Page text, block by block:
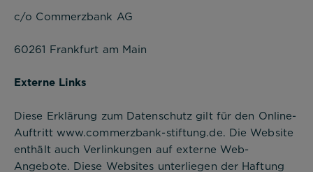
c/o Commerzbank AG
60261 Frankfurt am Main
Externe Links
Diese Erklärung zum Datenschutz gilt für den Online-
Auftritt www.commerzbank-stiftung.de. Die Website
enthält auch Verlinkungen auf externe Web-
Angebote. Diese Websites unterliegen der Haftung